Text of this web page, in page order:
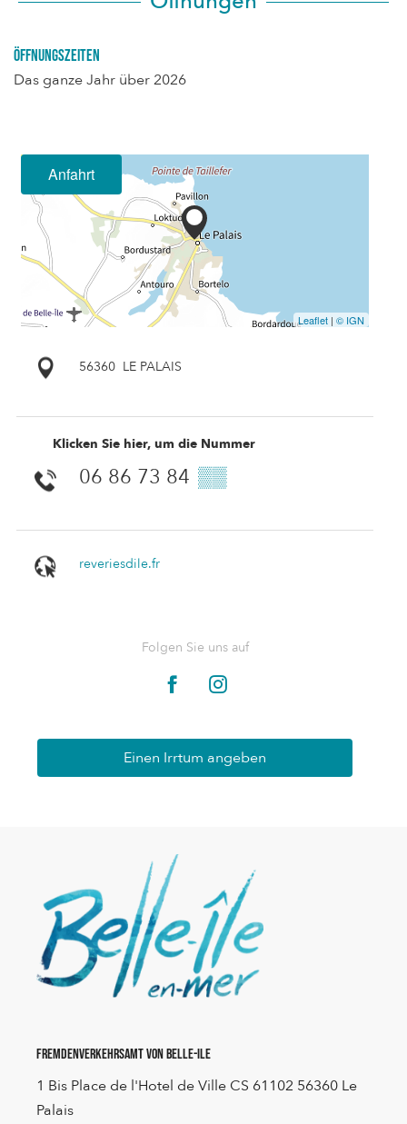
Öffnungszeiten
Das ganze Jahr über 2026
Anfahrt
Leaflet | © IGN
56360 LE PALAIS
Klicken Sie hier, um die Nummer
06 86 73 84 ▒▒
reveriesdile.fr
Folgen Sie uns auf
Einen Irrtum angeben
Fremdenverkehrsamt von Belle-Ile
1 Bis Place de l'Hotel de Ville CS 61102 56360 Le
Palais